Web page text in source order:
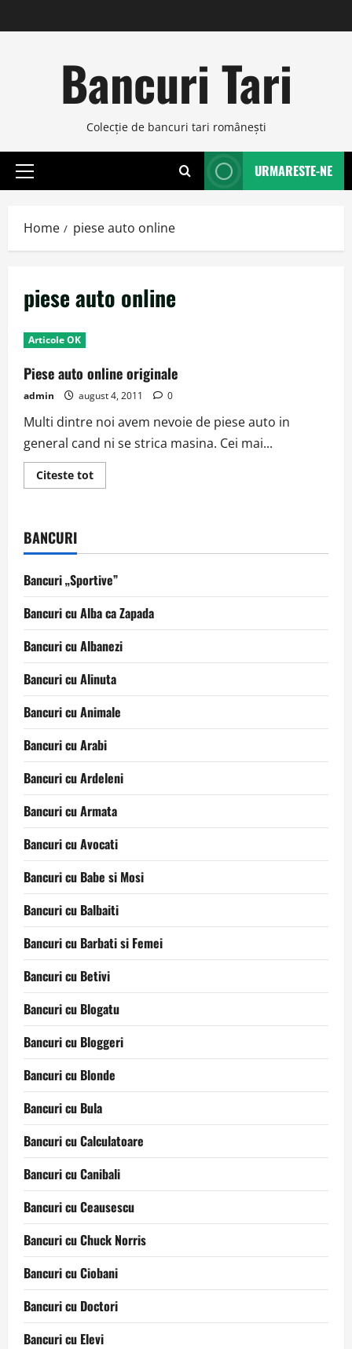
to
Bancuri Tari
Colecţie de bancuri tari româneşti
Primary
URMARESTE-NE
Home piese auto online
piese auto online
Articole OK
Piese auto online originale
admin august 4, 2011 0
Multi dintre noi avem nevoie de piese auto in
general cand ni se strica masina. Cei mai...
Citeste totRead
more
BANCURI
Bancuri „Sportive”
Bancuri cu Alba ca Zapada
Bancuri cu Albanezi
Bancuri cu Alinuta
Bancuri cu Animale
Bancuri cu Arabi
Bancuri cu Ardeleni
Bancuri cu Armata
Bancuri cu Avocati
Bancuri cu Babe si Mosi
Bancuri cu Balbaiti
Bancuri cu Barbati si Femei
Bancuri cu Betivi
Bancuri cu Blogatu
Bancuri cu Bloggeri
Bancuri cu Blonde
Bancuri cu Bula
Bancuri cu Calculatoare
Bancuri cu Canibali
Bancuri cu Ceausescu
Bancuri cu Chuck Norris
Bancuri cu Ciobani
Bancuri cu Doctori
Bancuri cu Elevi